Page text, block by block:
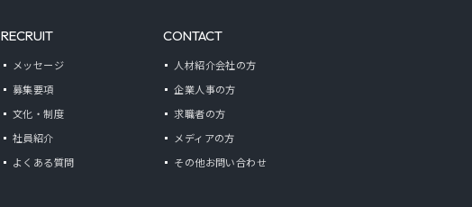
RECRUIT
メッセージ
募集要項
文化・制度
社員紹介
よくある質問
CONTACT
人材紹介会社の方
企業人事の方
求職者の方
メディアの方
その他お問い合わせ